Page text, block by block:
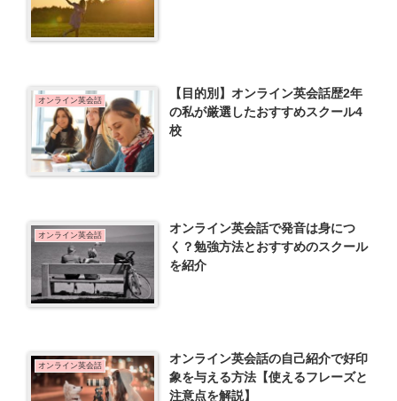
オンライン英会話
【目的別】オンライン英会話歴2年
の私が厳選したおすすめスクール4
校
オンライン英会話
オンライン英会話で発音は身につ
く？勉強方法とおすすめのスクール
を紹介
オンライン英会話
オンライン英会話の自己紹介で好印
象を与える方法【使えるフレーズと
注意点を解説】